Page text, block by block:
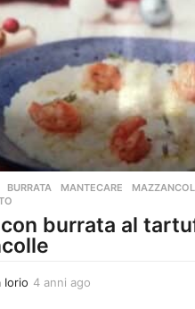
i
a
o
BURRATA ,MANTECARE ,
burrata al
Iorio 4 anni ago